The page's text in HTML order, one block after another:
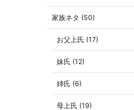
家族ネタ (50)
お父上氏 (17)
妹氏 (12)
姉氏 (6)
母上氏 (19)